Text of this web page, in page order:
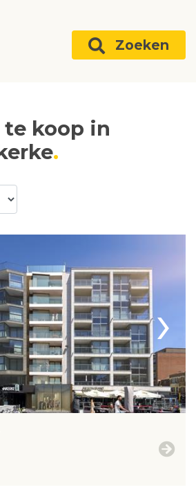
Zoeken
koop in
›